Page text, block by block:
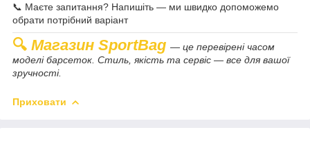
📞 Маєте запитання? Напишіть — ми швидко допоможемо
обрати потрібний варіант
🔍 Магазин SportBag — це перевірені часом
моделі барсеток. Стиль, якість та сервіс — все для вашої
зручності.
Приховати